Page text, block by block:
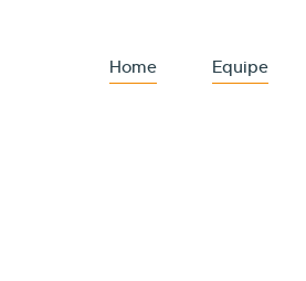
Home Equipe